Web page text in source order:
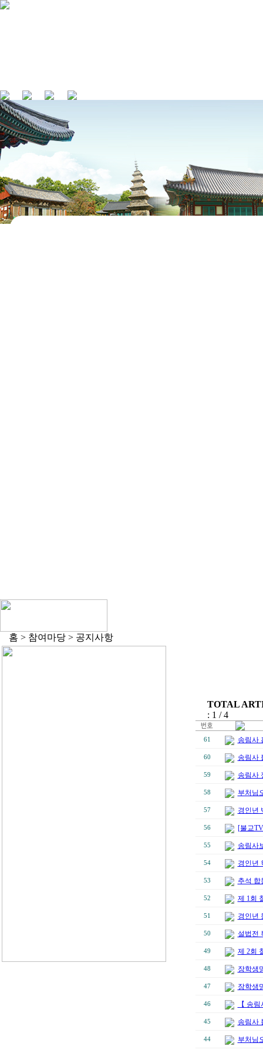
홈 > 참여마당 > 공지사항
TOTAL
: 1 / 4
61 송림사
60 송림사
59 송림사
58 부처님
57 경인년
56 [불교
55 송림사
54 경인년
53 추석 합
52 제 1회
51 경인년
50 설법전
49 제 2회
48 장학생
47 장학생
46 【 송
45 송림사
44 부처님